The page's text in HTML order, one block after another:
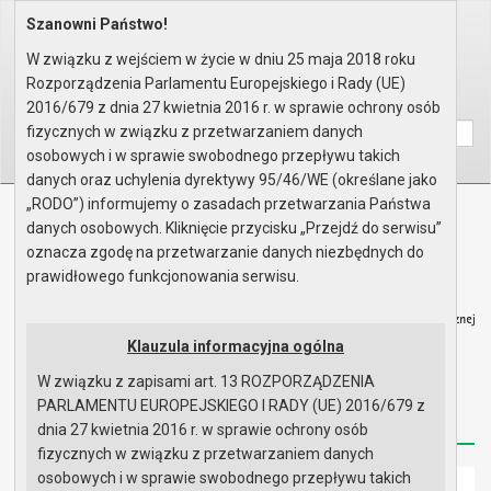
Home Organy Rada Miejska
Protokół z obrad
Wyszukaj na stronie:
AAA
Biuletyn Informacji Publicznej
Urząd Miasta i Gminy w Gryfinie
Strona główna Mapa serwisu Aktualności
Redakcja Instrukcja korzystania Dostępność
Strona główna
Szanowni Państwo!
W związku z wejściem w życie w dniu 25 maja 2018 roku
Rozporządzenia Parlamentu Europejskiego i Rady (UE)
2016/679 z dnia 27 kwietnia 2016 r. w sprawie ochrony osób
fizycznych w związku z przetwarzaniem danych
osobowych i w sprawie swobodnego przepływu takich
danych oraz uchylenia dyrektywy 95/46/WE (określane jako
„RODO”) informujemy o zasadach przetwarzania Państwa
danych osobowych. Kliknięcie przycisku „Przejdź do serwisu”
oznacza zgodę na przetwarzanie danych niezbędnych do
prawidłowego funkcjonowania serwisu.
Klauzula informacyjna ogólna
W związku z zapisami art. 13 ROZPORZĄDZENIA
PARLAMENTU EUROPEJSKIEGO I RADY (UE) 2016/679 z
dnia 27 kwietnia 2016 r. w sprawie ochrony osób
fizycznych w związku z przetwarzaniem danych
osobowych i w sprawie swobodnego przepływu takich